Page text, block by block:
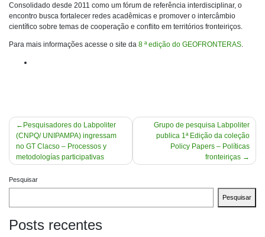
Consolidado desde 2011 como um fórum de referência interdisciplinar, o
encontro busca fortalecer redes acadêmicas e promover o intercâmbio
científico sobre temas de cooperação e conflito em territórios fronteiriços.
Para mais informações acesse o site da 8 ª edição do GEOFRONTERAS.
Navegação
de
Post
Pesquisadores do Labpoliter
(CNPQ/ UNIPAMPA) ingressam
no GT Clacso – Processos y
metodologías participativas
Grupo de pesquisa Labpoliter
publica 1ª Edição da coleção
Policy Papers – Políticas
fronteiriças
Pesquisar
Pesquisar
Posts recentes